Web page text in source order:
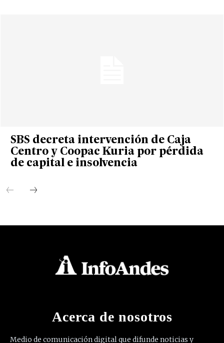
SBS decreta intervención de Caja
Centro y Coopac Kuria por pérdida
de capital e insolvencia
Acerca de nosotros
Medio de comunicación digital que difunde noticias y